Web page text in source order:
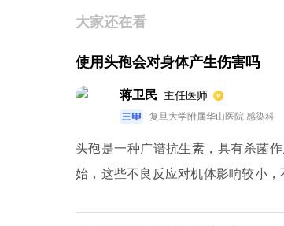
大家还在看
使用头孢会对身体产生伤害吗
蒋卫民 主任医师
复旦大学附属华山医院 感染科
头孢是一种广谱抗生素，具有杀菌
始，这些不良反应对机体影响较小